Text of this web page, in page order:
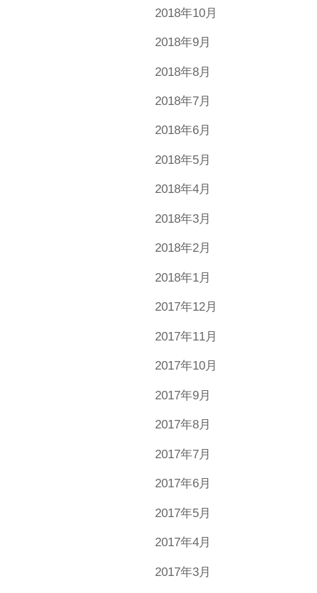
2018年10月
2018年9月
2018年8月
2018年7月
2018年6月
2018年5月
2018年4月
2018年3月
2018年2月
2018年1月
2017年12月
2017年11月
2017年10月
2017年9月
2017年8月
2017年7月
2017年6月
2017年5月
2017年4月
2017年3月